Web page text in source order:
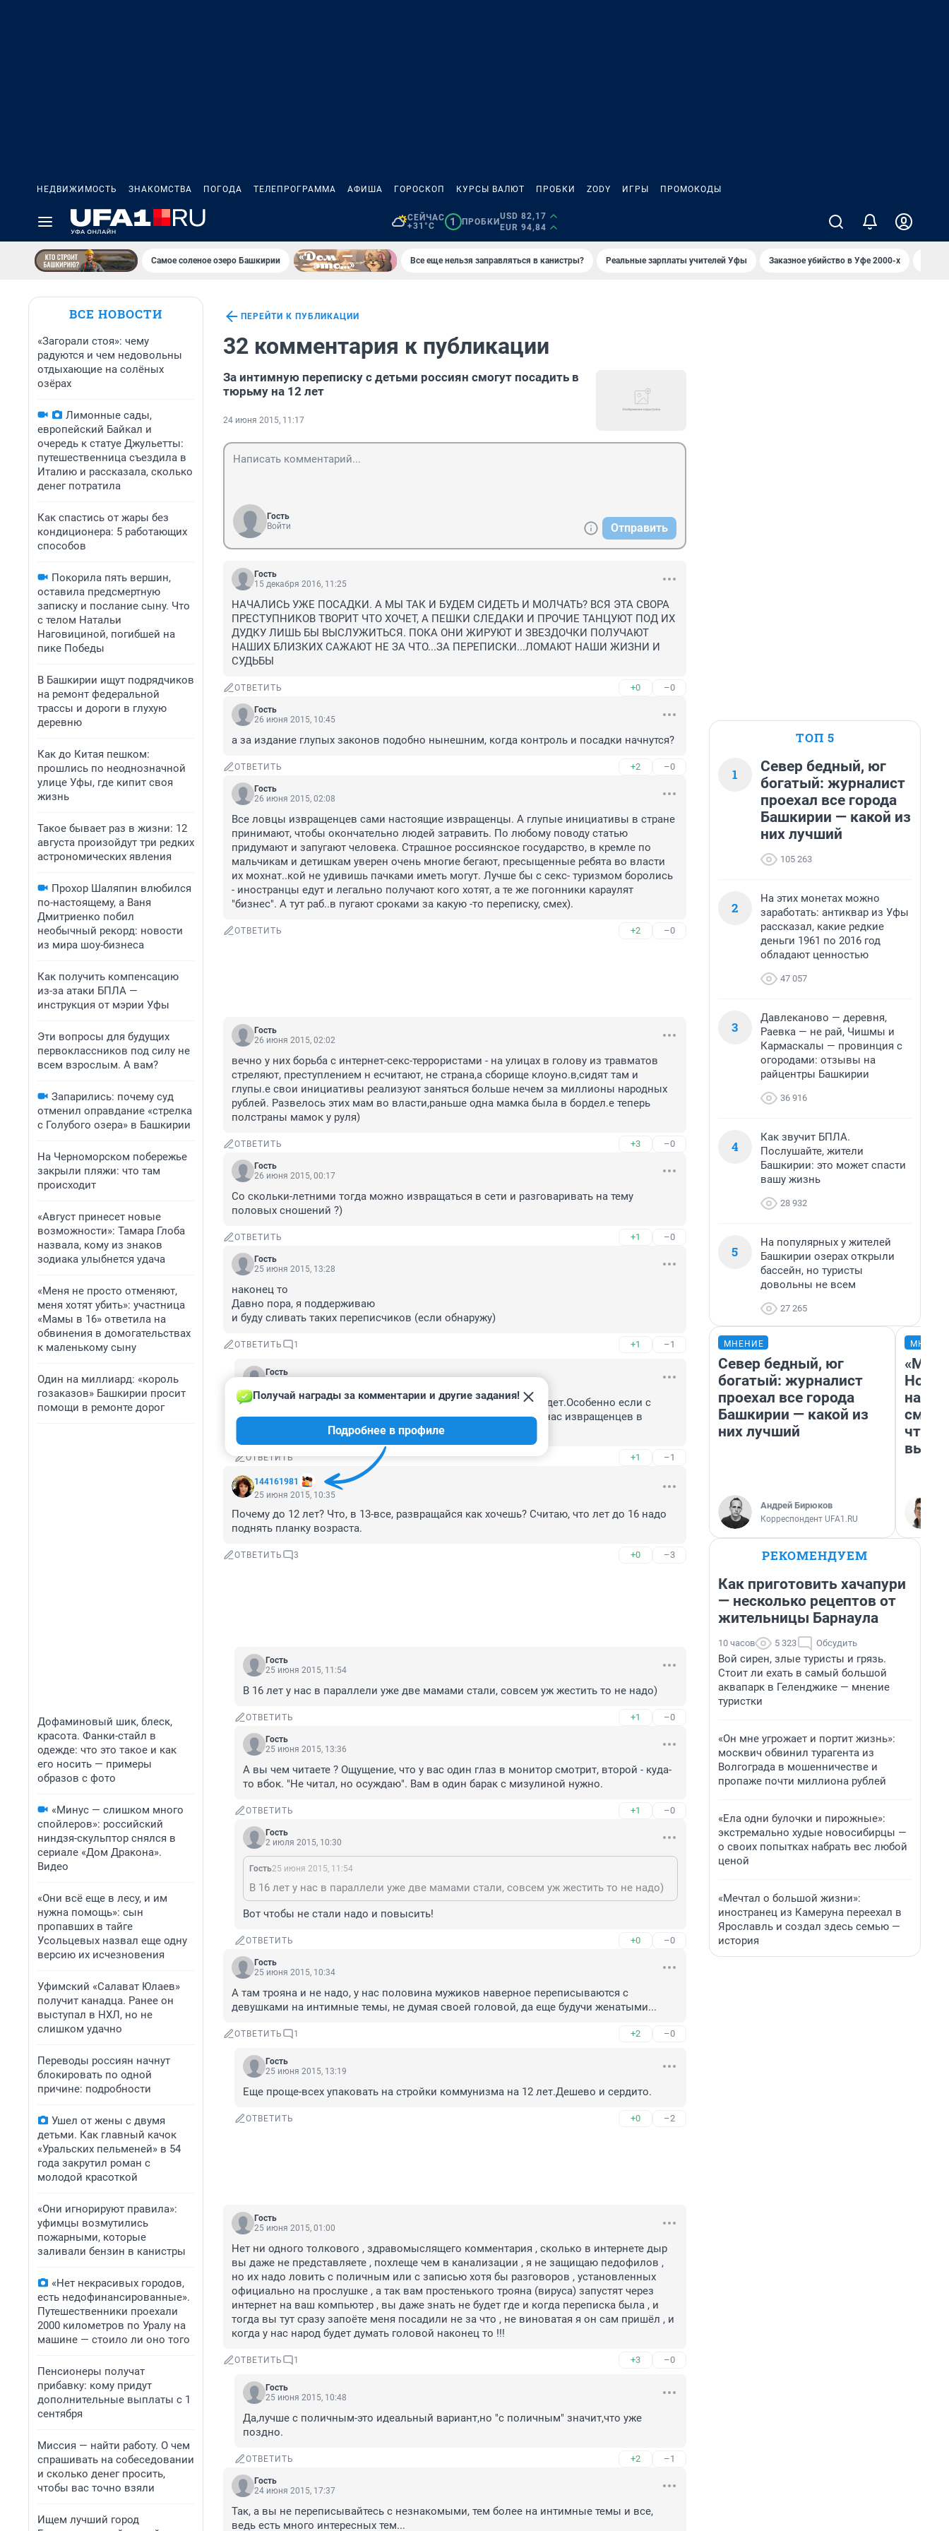
НЕДВИЖИМОСТЬ ЗНАКОМСТВА ПОГОДА ТЕЛЕПРОГРАММА АФИША ГОРОСКОП КУРСЫ ВАЛЮТ ПРОБКИ ZODY ИГРЫ ПРОМОКОДЫ
СЕЙЧАС
+31°C
1 ПРОБКИ
USD 82,17
EUR 94,84
Самое соленое озеро Башкирии Все еще нельзя заправляться в канистры? Реальные зарплаты учителей Уфы Заказное убийство в Уфе 2000-х
ВСЕ НОВОСТИ
«Загорали стоя»: чему
радуются и чем недовольны
отдыхающие на солёных
озёрах
Лимонные сады,
европейский Байкал и
очередь к статуе Джульетты:
путешественница съездила в
Италию и рассказала, сколько
денег потратила
Как спастись от жары без
кондиционера: 5 работающих
способов
Покорила пять вершин,
оставила предсмертную
записку и послание сыну. Что
с телом Натальи
Наговициной, погибшей на
пике Победы
В Башкирии ищут подрядчиков
на ремонт федеральной
трассы и дороги в глухую
деревню
Как до Китая пешком:
прошлись по неоднозначной
улице Уфы, где кипит своя
жизнь
Такое бывает раз в жизни: 12
августа произойдут три редких
астрономических явления
Прохор Шаляпин влюбился
по-настоящему, а Ваня
Дмитриенко побил
необычный рекорд: новости
из мира шоу-бизнеса
Как получить компенсацию
из-за атаки БПЛА —
инструкция от мэрии Уфы
Эти вопросы для будущих
первоклассников под силу не
всем взрослым. А вам?
Запарились: почему суд
отменил оправдание «стрелка
с Голубого озера» в Башкирии
На Черноморском побережье
закрыли пляжи: что там
происходит
«Август принесет новые
возможности»: Тамара Глоба
назвала, кому из знаков
зодиака улыбнется удача
«Меня не просто отменяют,
меня хотят убить»: участница
«Мамы в 16» ответила на
обвинения в домогательствах
к маленькому сыну
Один на миллиард: «король
гозаказов» Башкирии просит
помощи в ремонте дорог
Дофаминовый шик, блеск,
красота. Фанки-стайл в
одежде: что это такое и как
его носить — примеры
образов с фото
«Минус — слишком много
спойлеров»: российский
ниндзя-скульптор снялся в
сериале «Дом Дракона».
Видео
«Они всё еще в лесу, и им
нужна помощь»: сын
пропавших в тайге
Усольцевых назвал еще одну
версию их исчезновения
Уфимский «Салават Юлаев»
получит канадца. Ранее он
выступал в НХЛ, но не
слишком удачно
Переводы россиян начнут
блокировать по одной
причине: подробности
Ушел от жены с двумя
детьми. Как главный качок
«Уральских пельменей» в 54
года закрутил роман с
молодой красоткой
«Они игнорируют правила»:
уфимцы возмутились
пожарными, которые
заливали бензин в канистры
«Нет некрасивых городов,
есть недофинансированные».
Путешественники проехали
2000 километров по Уралу на
машине — стоило ли оно того
Пенсионеры получат
прибавку: кому придут
дополнительные выплаты с 1
сентября
Миссия — найти работу. О чем
спрашивать на собеседовании
и сколько денег просить,
чтобы вас точно взяли
Ищем лучший город
ПЕРЕЙТИ К ПУБЛИКАЦИИ
32 комментария к публикации
За интимную переписку с детьми россиян cмогут посадить в
тюрьму на 12 лет
24 июня 2015, 11:17
Гость
Войти
Отправить
Гость
15 декабря 2016, 11:25
НАЧАЛИСЬ УЖЕ ПОСАДКИ. А МЫ ТАК И БУДЕМ СИДЕТЬ И МОЛЧАТЬ? ВСЯ ЭТА СВОРА
ПРЕСТУПНИКОВ ТВОРИТ ЧТО ХОЧЕТ, А ПЕШКИ СЛЕДАКИ И ПРОЧИЕ ТАНЦУЮТ ПОД ИХ
ДУДКУ ЛИШЬ БЫ ВЫСЛУЖИТЬСЯ. ПОКА ОНИ ЖИРУЮТ И ЗВЕЗДОЧКИ ПОЛУЧАЮТ
НАШИХ БЛИЗКИХ САЖАЮТ НЕ ЗА ЧТО...ЗА ПЕРЕПИСКИ...ЛОМАЮТ НАШИ ЖИЗНИ И
СУДЬБЫ
ОТВЕТИТЬ +0 –0
Гость
26 июня 2015, 10:45
а за издание глупых законов подобно нынешним, когда контроль и посадки начнутся?
ОТВЕТИТЬ +2 –0
Гость
26 июня 2015, 02:08
Все ловцы извращенцев сами настоящие извращенцы. А глупые инициативы в стране
принимают, чтобы окончательно людей затравить. По любому поводу статью
придумают и запугают человека. Страшное россиянское государство, в кремле по
мальчикам и детишкам уверен очень многие бегают, пресыщенные ребята во власти
их мохнат..кой не удивишь пачками иметь могут. Лучше бы с секс- туризмом боролись
- иностранцы едут и легально получают кого хотят, а те же погонники караулят
"бизнес". А тут раб..в пугают сроками за какую -то переписку, смех).
ОТВЕТИТЬ +2 –0
Гость
26 июня 2015, 02:02
вечно у них борьба с интернет-секс-террористами - на улицах в голову из травматов
стреляют, преступлением н есчитают, не страна,а сборище клоуно.в,сидят там и
глупы.е свои инициативы реализуют заняться больше нечем за миллионы народных
рублей. Развелось этих мам во власти,раньше одна мамка была в бордел.е теперь
полстраны мамок у руля)
ОТВЕТИТЬ +3 –0
Гость
26 июня 2015, 00:17
Со скольки-летними тогда можно извращаться в сети и разговаривать на тему
половых сношений ?)
ОТВЕТИТЬ +1 –0
Гость
25 июня 2015, 13:28
наконец то
Давно пора, я поддерживаю
и буду сливать таких переписчиков (если обнаружу)
ОТВЕТИТЬ 1 +1 –1
Гость
Аккаунт малолетки заведи и провоцируй с него-отбоя не будет.Особенно если с
мобильников можно на ресурс попасть-узнаешь сколько у нас извращенцев в
ОТВЕТИТЬ +1 –1
144161981
Получай награды за комментарии и другие задания!
Подробнее в профиле
25 июня 2015, 10:35
Почему до 12 лет? Что, в 13-все, развращайся как хочешь? Считаю, что лет до 16 надо
поднять планку возраста.
ОТВЕТИТЬ 3 +0 –3
Гость
25 июня 2015, 11:54
В 16 лет у нас в параллели уже две мамами стали, совсем уж жестить то не надо)
ОТВЕТИТЬ +1 –0
Гость
25 июня 2015, 13:36
А вы чем читаете ? Ощущение, что у вас один глаз в монитор смотрит, второй - куда-
то вбок. "Не читал, но осуждаю". Вам в один барак с мизулиной нужно.
ОТВЕТИТЬ +1 –0
Гость
2 июля 2015, 10:30
Гость25 июня 2015, 11:54
В 16 лет у нас в параллели уже две мамами стали, совсем уж жестить то не надо)
Вот чтобы не стали надо и повысить!
ОТВЕТИТЬ +0 –0
Гость
25 июня 2015, 10:34
А там трояна и не надо, у нас половина мужиков наверное переписываются с
девушками на интимные темы, не думая своей головой, да еще будучи женатыми...
ОТВЕТИТЬ 1 +2 –0
Гость
25 июня 2015, 13:19
Еще проще-всех упаковать на стройки коммунизма на 12 лет.Дешево и сердито.
ОТВЕТИТЬ +0 –2
Гость
25 июня 2015, 01:00
Нет ни одного толкового , здравомыслящего комментария , сколько в интернете дыр
вы даже не представляете , похлеще чем в канализации , я не защищаю педофилов ,
но их надо ловить с поличным или с записью хотя бы разговоров , установленных
официально на прослушке , а так вам простенького трояна (вируса) запустят через
интернет на ваш компьютер , вы даже знать не будет где и когда переписка была , и
тогда вы тут сразу запоёте меня посадили не за что , не виноватая я он сам пришёл , и
когда у нас народ будет думать головой наконец то !!!
ОТВЕТИТЬ 1 +3 –0
Гость
25 июня 2015, 10:48
Да,лучше с поличным-это идеальный вариант,но "с поличным" значит,что уже
поздно.
ОТВЕТИТЬ +2 –1
Гость
24 июня 2015, 17:37
Так, а вы не переписывайтесь с незнакомыми, тем более на интимные темы и все,
ведь есть много интересных тем...
ТОП 5
1
Север бедный, юг
богатый: журналист
проехал все города
Башкирии — какой из
них лучший
105 263
2
На этих монетах можно
заработать: антиквар из Уфы
рассказал, какие редкие
деньги 1961 по 2016 год
обладают ценностью
47 057
3
Давлеканово — деревня,
Раевка — не рай, Чишмы и
Кармаскалы — провинция с
огородами: отзывы на
райцентры Башкирии
36 916
4
Как звучит БПЛА.
Послушайте, жители
Башкирии: это может спасти
вашу жизнь
28 932
5
На популярных у жителей
Башкирии озерах открыли
бассейн, но туристы
довольны не всем
27 265
МНЕНИЕ
Север бедный, юг
богатый: журналист
проехал все города
Башкирии — какой из
них лучший
Андрей Бирюков
Корреспондент UFA1.RU
«Мы
РЕКОМЕНДУЕМ
Как приготовить хачапури
— несколько рецептов от
жительницы Барнаула
10 часов 5 323 Обсудить
Вой сирен, злые туристы и грязь.
Стоит ли ехать в самый большой
аквапарк в Геленджике — мнение
туристки
«Он мне угрожает и портит жизнь»:
москвич обвинил турагента из
Волгограда в мошенничестве и
пропаже почти миллиона рублей
«Ела одни булочки и пирожные»:
экстремально худые новосибирцы —
о своих попытках набрать вес любой
ценой
«Мечтал о большой жизни»:
иностранец из Камеруна переехал в
Ярославль и создал здесь семью —
история